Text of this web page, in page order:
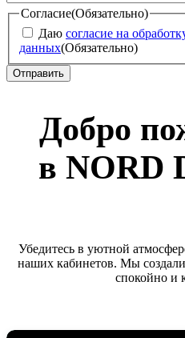
Согласие(Обязательно)
Даю согласие на
данных(Обязательно)
Добро
в NORD
Убедитесь в уютной
наших кабинетов. Мы создали
спокойно и